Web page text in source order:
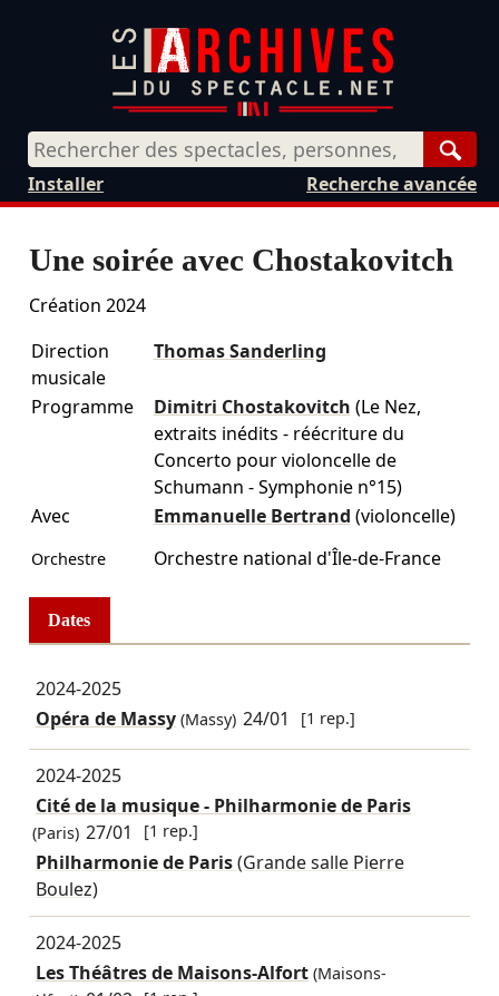
Recherche avancée
Installer
Une soirée avec Chostakovitch
Création 2024
Direction
musicale
Thomas Sanderling
Programme Dimitri Chostakovitch (Le Nez,
extraits inédits - réécriture du
Concerto pour violoncelle de
Schumann - Symphonie n°15)
Avec
Emmanuelle Bertrand (violoncelle)
Orchestre Orchestre national d'Île-de-France
Dates
2024-2025
Opéra de Massy(Massy) 24/01 [1 rep.]
2024-2025
Cité de la musique - Philharmonie de Paris
(Paris) 27/01 [1 rep.]
Philharmonie de Paris(Grande salle Pierre
Boulez)
2024-2025
Les Théâtres de Maisons-Alfort(Maisons-